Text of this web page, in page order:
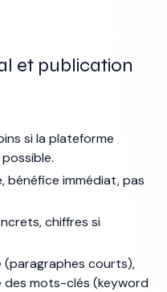
et publication
si la plateforme
bénéfice immédiat, pas
chiffres si
(paragraphes courts),
des mots-clés (keyword